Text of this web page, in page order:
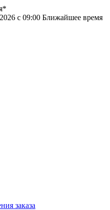
c 09:00 Ближайшее время
заказа